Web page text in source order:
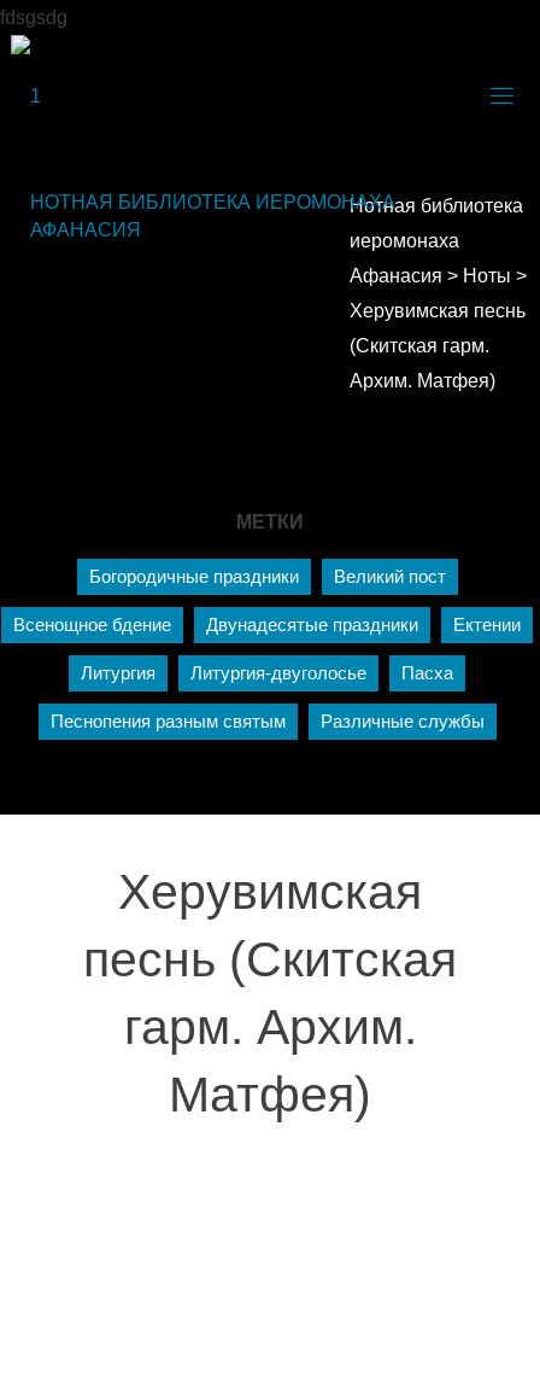
fdsgsdg
НОТНАЯ БИБЛИОТЕКА ИЕРОМОНАХА
АФАНАСИЯ
Нотная библиотека
иеромонаха
Афанасия > Ноты >
Херувимская песнь
(Скитская гарм.
Архим. Матфея)
МЕТКИ
Богородичные праздники Великий пост
Всенощное бдение Двунадесятые праздники Ектении
Литургия Литургия-двуголосье Пасха
Песнопения разным святым Различные службы
Херувимская
песнь (Скитская
гарм. Архим.
Матфея)